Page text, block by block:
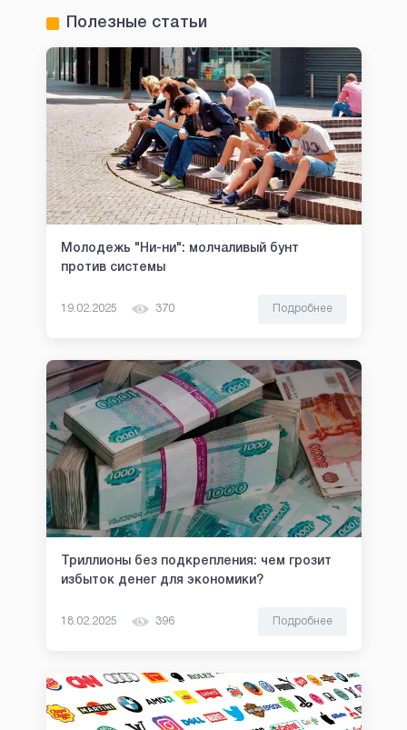
Полезные статьи
Молодежь "Ни-ни": молчаливый бунт
против системы
19.02.2025 370 Подробнее
Триллионы без подкрепления: чем грозит
избыток денег для экономики?
18.02.2025 396 Подробнее